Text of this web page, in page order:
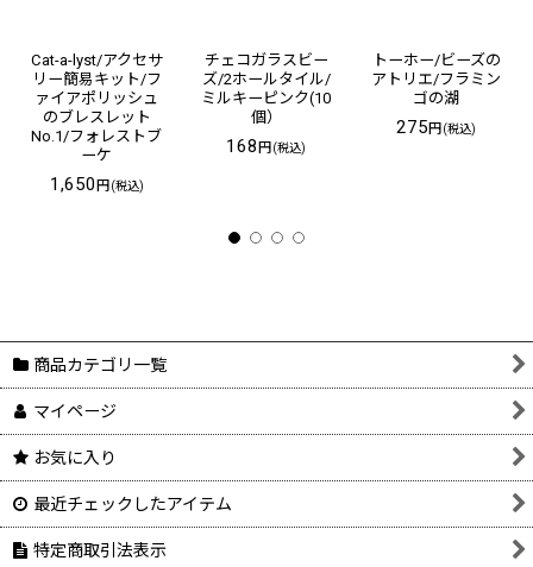
Cat-a-lyst/アクセサ
リー簡易キット/フ
ァイアポリッシュ
のブレスレット
No.1/フォレストブ
ーケ
1,650 円 (税込)
チェコガラスビー
ズ/2ホールタイル/
ミルキーピンク(10
個）
168円 (税込)
トーホー/ビーズの
アトリエ/フラミン
ゴの湖
275円 (税込)
商品カテゴリ一覧
マイページ
お気に入り
最近チェックしたアイテム
特定商取引法表示